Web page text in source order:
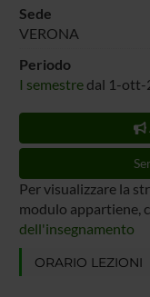
Sede
VERONA
Periodo
I semestredal 1-ott-
Per visualizzare la
modulo appartiene,
dell'insegnamento
ORARIO LEZIONI